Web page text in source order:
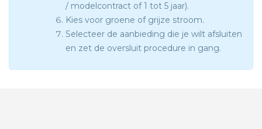
/ modelcontract of 1 tot 5 jaar).
Kies voor groene of grijze stroom.
Selecteer de aanbieding die je wilt afsluiten
en zet de oversluit procedure in gang.